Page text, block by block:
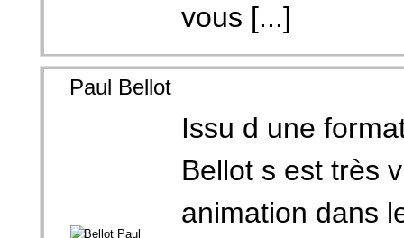
vous [...]
Paul Bellot
Issu d une
Bellot s est très
animation dans